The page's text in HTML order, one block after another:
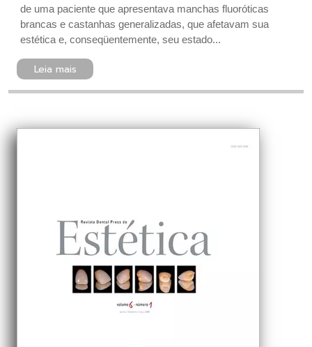
de uma paciente que apresentava manchas fluoróticas
brancas e castanhas generalizadas, que afetavam sua
estética e, conseqüentemente, seu estado...
Leia mais